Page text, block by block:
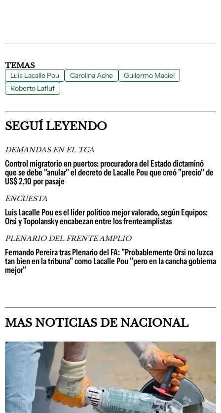
TEMAS
Luis Lacalle Pou Carolina Ache
Guilermo Maciel
Roberto Lafluf
SEGUÍ LEYENDO
DEMANDAS EN EL TCA
Control migratorio en puertos: procuradora del Estado dictaminó
que se debe "anular" el decreto de Lacalle Pou que creó "precio" de
US$ 2,10 por pasaje
ENCUESTA
Luis Lacalle Pou es el líder político mejor valorado, según Equipos:
Orsi y Topolansky encabezan entre los frenteamplistas
PLENARIO DEL FRENTE AMPLIO
Fernando Pereira tras Plenario del FA: "Probablemente Orsi no luzca
tan bien en la tribuna" como Lacalle Pou "pero en la cancha gobierna
mejor"
MAS NOTICIAS DE NACIONAL